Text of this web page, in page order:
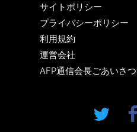
サイトポリシー
プライバシーポリシー
利用規約
運営会社
AFP通信会長ごあいさつ